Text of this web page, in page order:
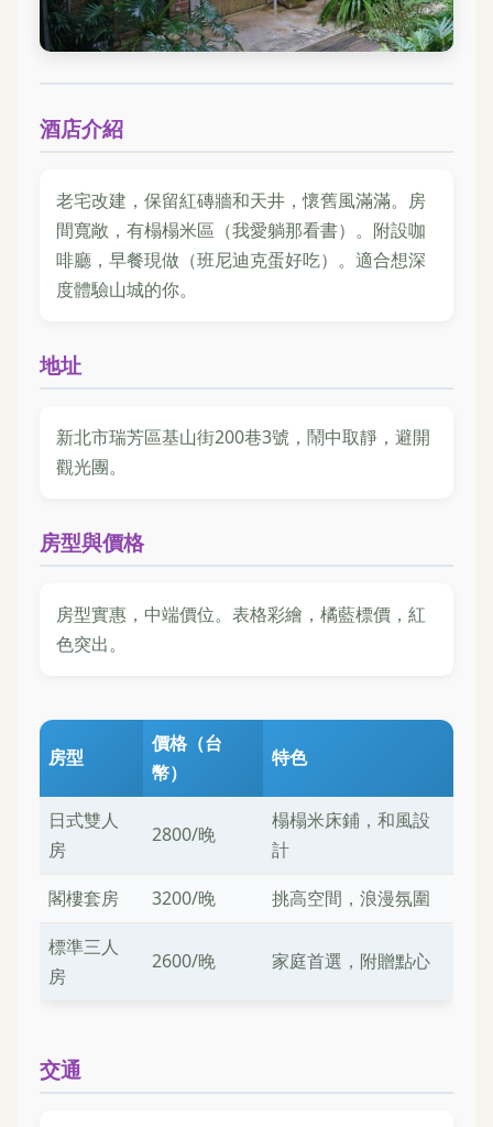
酒店介紹
老宅改建，保留紅磚牆和天井，懷舊風滿滿。房
間寬敞，有榻榻米區（我愛躺那看書）。附設咖
啡廳，早餐現做（班尼迪克蛋好吃）。適合想深
度體驗山城的你。
地址
新北市瑞芳區基山街200巷3號，鬧中取靜，避開
觀光團。
房型與價格
房型實惠，中端價位。表格彩繪，橘藍標價，紅
色突出。
房型
價格（台
幣）
特色
日式雙人
房
2800/晚
榻榻米床鋪，和風設
計
閣樓套房
3200/晚
挑高空間，浪漫氛圍
標準三人
房
2600/晚 家庭首選，附贈點心
交通